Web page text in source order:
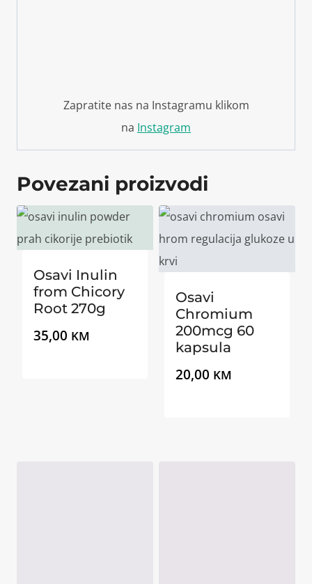
Zapratite nas na Instagramu klikom
na Instagram
Povezani proizvodi
Osavi Inulin
from Chicory
Root 270g
35,00 KM
Osavi
Chromium
200mcg 60
kapsula
20,00 KM